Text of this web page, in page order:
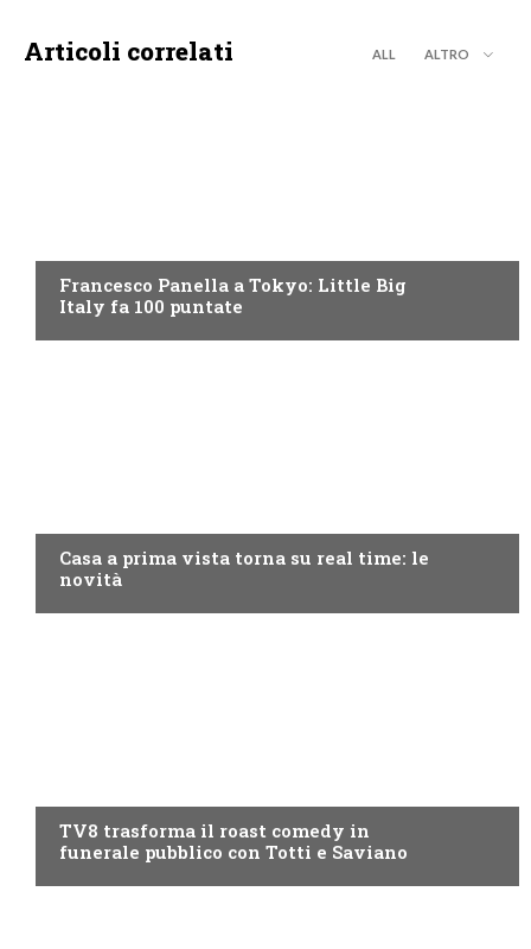
Articoli correlati ALL ALTRO
Francesco Panella a Tokyo: Little Big
Italy fa 100 puntate
Casa a prima vista torna su real time: le
novità
TV8 trasforma il roast comedy in
funerale pubblico con Totti e Saviano